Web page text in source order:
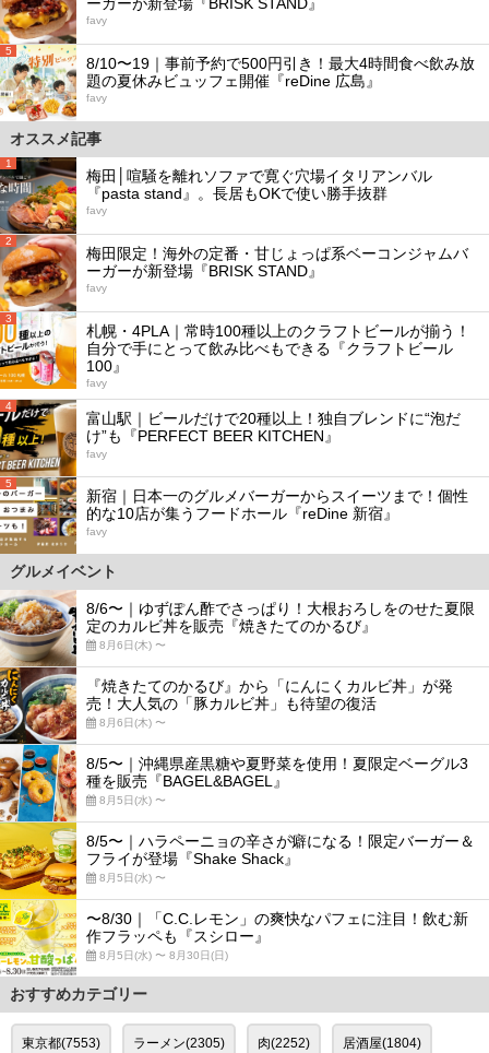
favy
5
8/10〜19｜事前予約で500円引き！最大4時間食べ飲み放
題の夏休みビュッフェ開催『reDine 広島』
favy
オススメ記事
1
梅田│喧騒を離れソファで寛ぐ穴場イタリアンバル
『pasta stand』。長居もOKで使い勝手抜群
favy
2
梅田限定！海外の定番・甘じょっぱ系ベーコンジャムバ
ーガーが新登場『BRISK STAND』
favy
3
札幌・4PLA｜常時100種以上のクラフトビールが揃う！
自分で手にとって飲み比べもできる『クラフトビール
100』
favy
4
富山駅｜ビールだけで20種以上！独自ブレンドに“泡だ
け”も『PERFECT BEER KITCHEN』
favy
5
新宿｜日本一のグルメバーガーからスイーツまで！個性
的な10店が集うフードホール『reDine 新宿』
favy
グルメイベント
8/6〜｜ゆずぽん酢でさっぱり！大根おろしをのせた夏限
定のカルビ丼を販売『焼きたてのかるび』
8月6日(木) 〜
『焼きたてのかるび』から「にんにくカルビ丼」が発
売！大人気の「豚カルビ丼」も待望の復活
8月6日(木) 〜
8/5〜｜沖縄県産黒糖や夏野菜を使用！夏限定ベーグル3
種を販売『BAGEL&BAGEL』
8月5日(水) 〜
8/5〜｜ハラペーニョの辛さが癖になる！限定バーガー＆
フライが登場『Shake Shack』
8月5日(水) 〜
〜8/30｜「C.C.レモン」の爽快なパフェに注目！飲む新
作フラッペも『スシロー』
8月5日(水) 〜 8月30日(日)
おすすめカテゴリー
東京都(7553) ラーメン(2305) 肉(2252) 居酒屋(1804)